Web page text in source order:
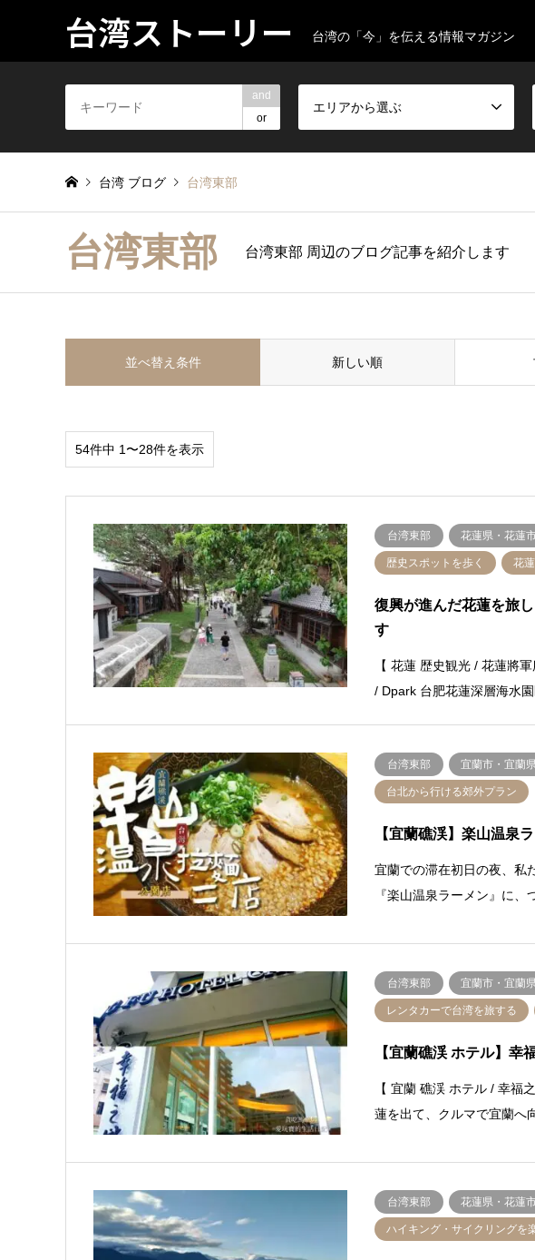
台湾ストーリー 台湾の「今」を伝える情報マガジン
and
or
エリアから選ぶ
台湾 ブログ 台湾東部
台湾東部 台湾東部 周辺のブログ記事を紹介します
並べ替え条件 新しい順
54件中 1〜28件を表示
台湾東部 花蓮県・花蓮
歴史スポットを歩く 花
復興が進んだ花蓮を旅
す
【 花蓮 歴史観光 / 花蓮將
/ Dpark 台肥花蓮深層海水
台湾東部 宜蘭市・宜蘭
台北から行ける郊外プラン
【宜蘭礁渓】楽山温泉
宜蘭での滞在初日の夜、私
『楽山温泉ラーメン』に
台湾東部 宜蘭市・宜蘭
レンタカーで台湾を旅する
【宜蘭礁渓 ホテル】幸
【 宜蘭 礁渓 ホテル / 幸福
蓮を出て、クルマで宜蘭へ
台湾東部 花蓮県・花蓮
ハイキング・サイクリングを